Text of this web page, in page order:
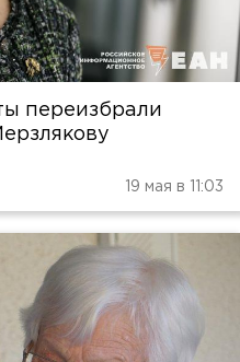
переизбрали
19 мая в 11:03